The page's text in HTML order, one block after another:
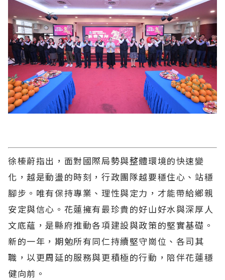
徐榛蔚指出，面對國際局勢與整體環境的快速變
化，越是動盪的時刻，行政團隊越要穩住心、站穩
腳步。唯有保持專業、理性與定力，才能帶給鄉親
安定與信心。花蓮擁有最珍貴的好山好水與深厚人
文底蘊，是縣府推動各項建設與政策的堅實基礎。
新的一年，期勉所有同仁持續堅守崗位、各司其
職，以更周延的服務與更積極的行動，陪伴花蓮穩
健向前。